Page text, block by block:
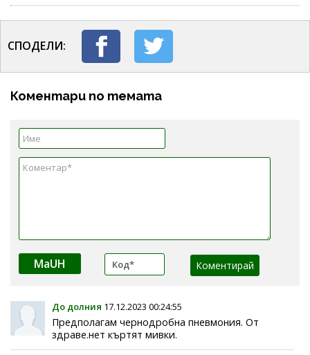
СПОДЕЛИ:
Коментари по темата
MaUH
До долния 17.12.2023 00:24:55
Предполагам чернодробна пневмония. От
здраве.нет къртят мивки.